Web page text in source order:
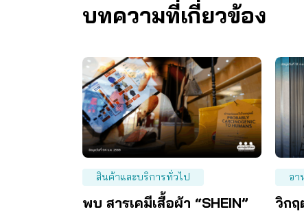
บทความที่เกี่ยวข้อง
สินค้าและบริการทั่วไป
พบ สารเคมีเสื้อผ้า “SHEIN”
อา
วิก